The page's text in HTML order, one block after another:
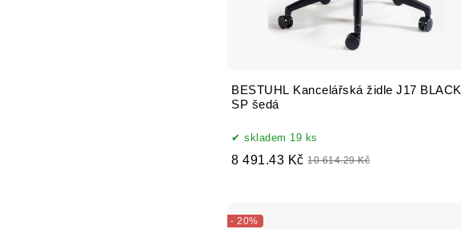
BESTUHL Kancelářská židle J17 BLACK
SP šedá
skladem 19 ks
8 491.43 Kč 10 614.29 Kč
- 20%